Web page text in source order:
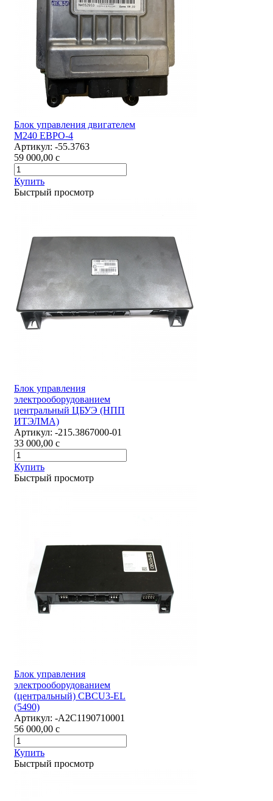
Блок управления двигателем
М240 ЕВРО-4
Артикул: -55.3763
59 000,00 c
Купить
Быстрый просмотр
Блок управления
электрооборудованием
центральный ЦБУЭ (НПП
ИТЭЛМА)
Артикул: -215.3867000-01
33 000,00 c
Купить
Быстрый просмотр
Блок управления
электрооборудованием
(центральный) CBCU3-EL
(5490)
Артикул: -А2С1190710001
56 000,00 c
Купить
Быстрый просмотр